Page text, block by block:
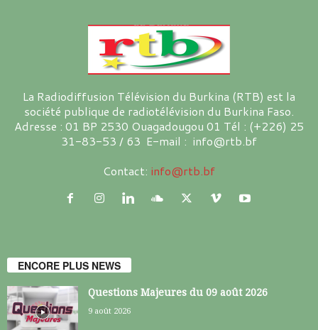
La Radiodiffusion Télévision du Burkina (RTB) est la
société publique de radiotélévision du Burkina Faso.
Adresse : 01 BP 2530 Ouagadougou 01 Tél : (+226) 25
31-83-53 / 63 E-mail : info@rtb.bf
Contact: info@rtb.bf
ENCORE PLUS NEWS
Questions Majeures du 09 août 2026
9 août 2026